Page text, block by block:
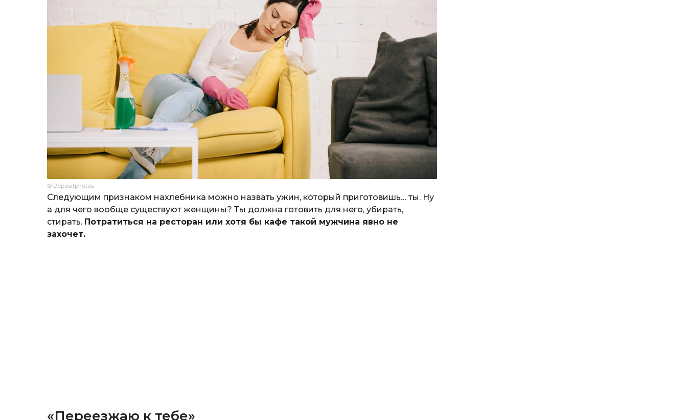
© Depositphotos
Следующим признаком нахлебника можно назвать ужин, который приготовишь… ты. Ну
а для чего вообще существуют женщины? Ты должна готовить для него, убирать,
стирать. Потратиться на ресторан или хотя бы кафе такой мужчина явно не
захочет.
«Переезжаю к тебе»